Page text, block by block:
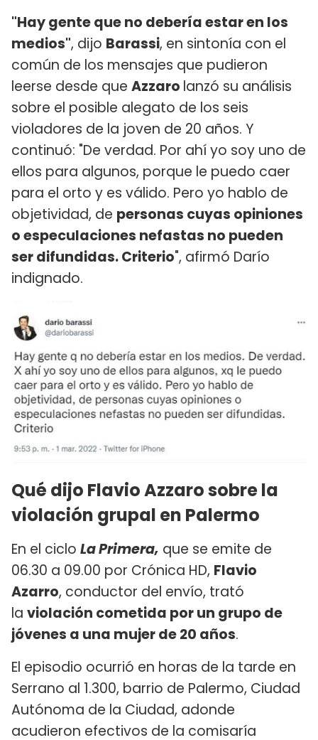
"Hay gente que no debería estar en los
medios", dijo Barassi, en sintonía con el
común de los mensajes que pudieron
leerse desde que Azzaro lanzó su análisis
sobre el posible alegato de los seis
violadores de la joven de 20 años. Y
continuó: "De verdad. Por ahí yo soy uno de
ellos para algunos, porque le puedo caer
para el orto y es válido. Pero yo hablo de
objetividad, de personas cuyas opiniones
o especulaciones nefastas no pueden
ser difundidas. Criterio", afirmó Darío
indignado.
Qué dijo Flavio Azzaro sobre la
violación grupal en Palermo
En el ciclo La Primera, que se emite de
06.30 a 09.00 por Crónica HD, Flavio
Azarro, conductor del envío, trató
la violación cometida por un grupo de
jóvenes a una mujer de 20 años.
El episodio ocurrió en horas de la tarde en
Serrano al 1.300, barrio de Palermo, Ciudad
Autónoma de la Ciudad, adonde
acudieron efectivos de la comisaría